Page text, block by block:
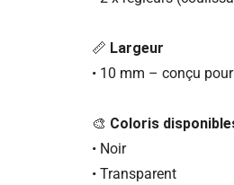
📏 Largeur
• 10 mm – conçu
🎨 Coloris
• Noir
• Transparent